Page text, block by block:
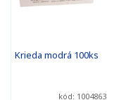
Krieda modrá 100ks
kód: 1004863